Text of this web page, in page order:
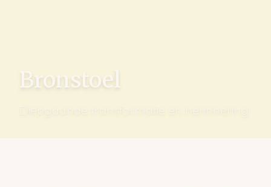
Bronstoel
Diepgaande transformatie en herinnering